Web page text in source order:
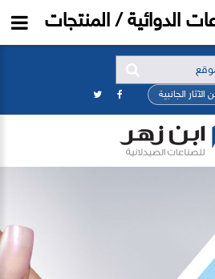
الآثار الجانبية
الدوائية / المنتجات